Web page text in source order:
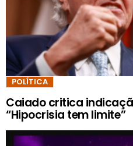
POLÍTICA
Caiado critica
“Hipocrisia tem limite”